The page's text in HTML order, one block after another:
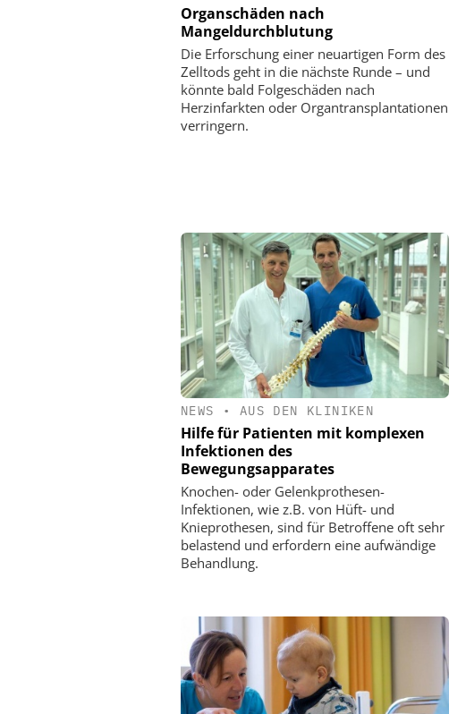
Organschäden nach
Mangeldurchblutung
Die Erforschung einer neuartigen Form des
Zelltods geht in die nächste Runde – und
könnte bald Folgeschäden nach
Herzinfarkten oder Organtransplantationen
verringern.
NEWS • AUS DEN KLINIKEN
Hilfe für Patienten mit komplexen
Infektionen des
Bewegungsapparates
Knochen- oder Gelenkprothesen-
Infektionen, wie z.B. von Hüft- und
Knieprothesen, sind für Betroffene oft sehr
belastend und erfordern eine aufwändige
Behandlung.